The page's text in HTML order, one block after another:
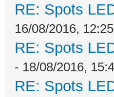
RE: Spots
16/08/2016,
RE: Spots
- 18/08/2016,
RE: Spots